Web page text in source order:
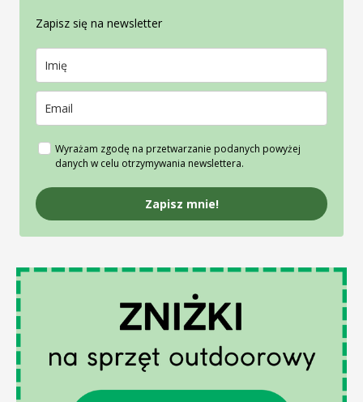
Zapisz się na newsletter
Wyrażam zgodę na przetwarzanie podanych powyżej
danych w celu otrzymywania newslettera.
Zapisz mnie!